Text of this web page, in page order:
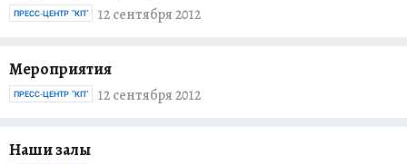
12 сентября 2012
ПРЕСС-ЦЕНТР "КП"
Мероприятия
12 сентября 2012
ПРЕСС-ЦЕНТР "КП"
Наши залы